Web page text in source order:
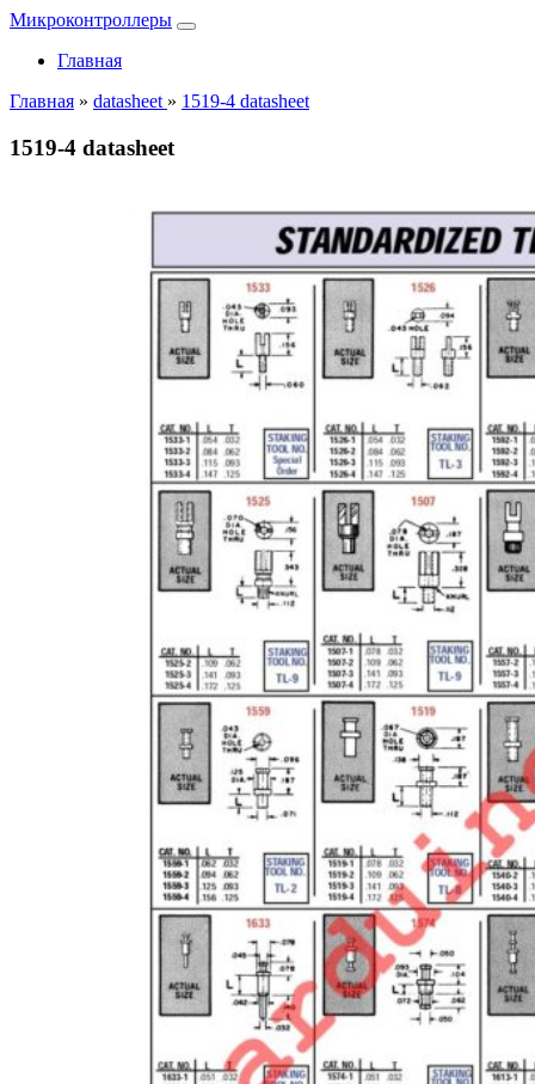
Микроконтроллеры
Главная
Главная » datasheet » 1519-4 datasheet
1519-4 datasheet